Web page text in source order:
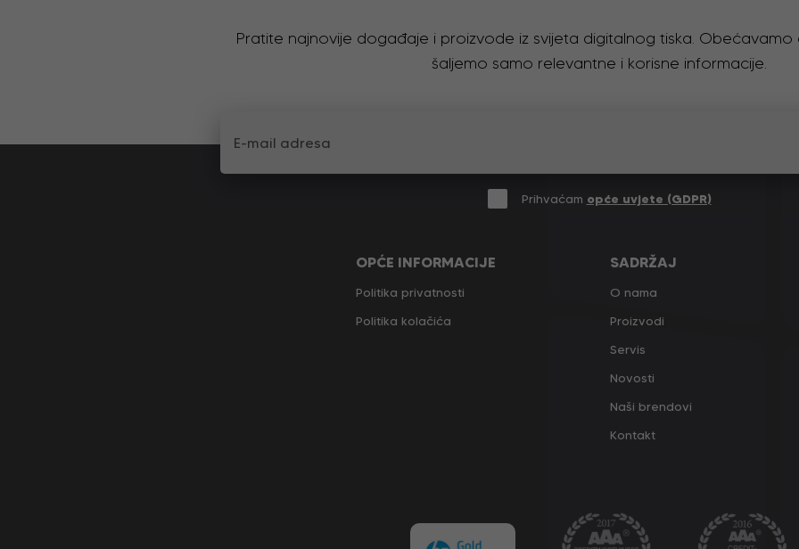
Pratite najnovije događaje i proizvode iz svijeta digitalnog tiska.
šaljemo samo relevantne i korisne informacije.
Prihvaćam opće uvjete (GDPR)
OPĆE INFORMACIJE
Politika privatnosti
Politika kolačića
SADRŽAJ
O nama
Proizvodi
Servis
Novosti
Naši brendovi
Kontakt